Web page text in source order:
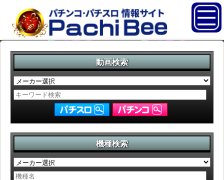
動画検索
機種検索